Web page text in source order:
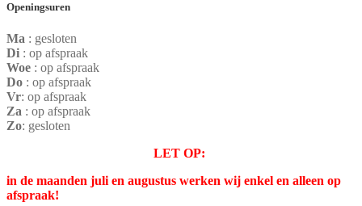
Openingsuren
Ma : gesloten
Di : op afspraak
Woe : op afspraak
Do : op afspraak
Vr: op afspraak
Za : op afspraak
Zo: gesloten
LET OP:
in de maanden juli en augustus werken wij enkel en alleen op
afspraak!